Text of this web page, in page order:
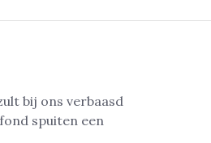
bij ons verbaasd
spuiten een